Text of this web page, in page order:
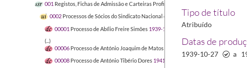
001 Registos, Fichas de Admissão e Carteiras Profissionais de Sócios do Sindicato
0002 Processos de Sócios do Sindicato Nacional dos Farmacêuticos1935-05-24/
00001 Processo de Abílio Freire Simões 1939-11-30/1940-02-03
(...)
00006 Processo de António Joaquim de Matos
1941-03-13/1941-03-13
00008 Processo de António Tibério Dores 1941-01-21/1941-12
Tipo de título
Atribuído
Datas de
1939-10-27 a